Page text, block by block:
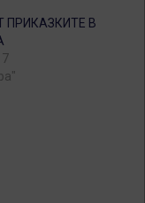
ПРИКАЗКИТЕ В